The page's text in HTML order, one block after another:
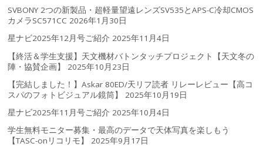
SVBONY 2つの新製品・超軽量望遠レンズSV535とAPS-C冷却CMOS
カメラSC571CC 2026年1月30日
星ナビ2025年12月号ご紹介 2025年11月4日
【終活＆学生支援】天文機材バトンタッチプロジェクト【天文冬の
陣・協賛企画】
2025年10月23日
【完結しました！】Askar 80ED/天リフ読者 リレーレビュー【高コ
スパのフォトビジュアル鏡筒】
2025年10月19日
星ナビ2025年11月号ご紹介 2025年10月4日
学生無料モニター募集・最高のデータで天体写真を楽しもう
【TASC-onリコリモ】
2025年9月17日